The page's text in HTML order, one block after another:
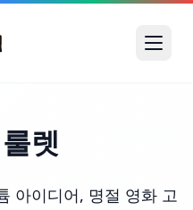
렛
아이디어, 명절 영화 고